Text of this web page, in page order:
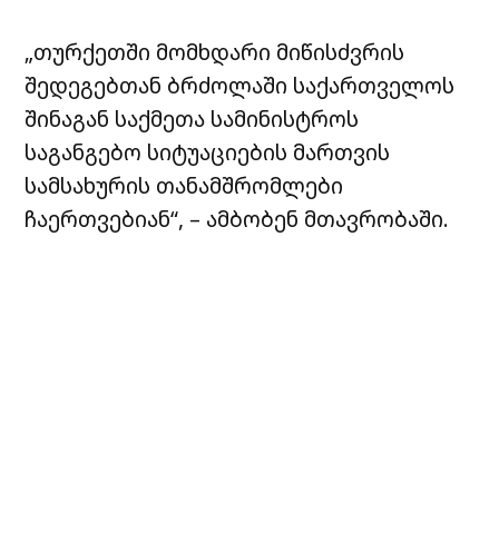
„თურქეთში მომხდარი მიწისძვრის
შედეგებთან ბრძოლაში საქართველოს
შინაგან საქმეთა სამინისტროს
საგანგებო სიტუაციების მართვის
სამსახურის თანამშრომლები
ჩაერთვებიან“, – ამბობენ მთავრობაში.